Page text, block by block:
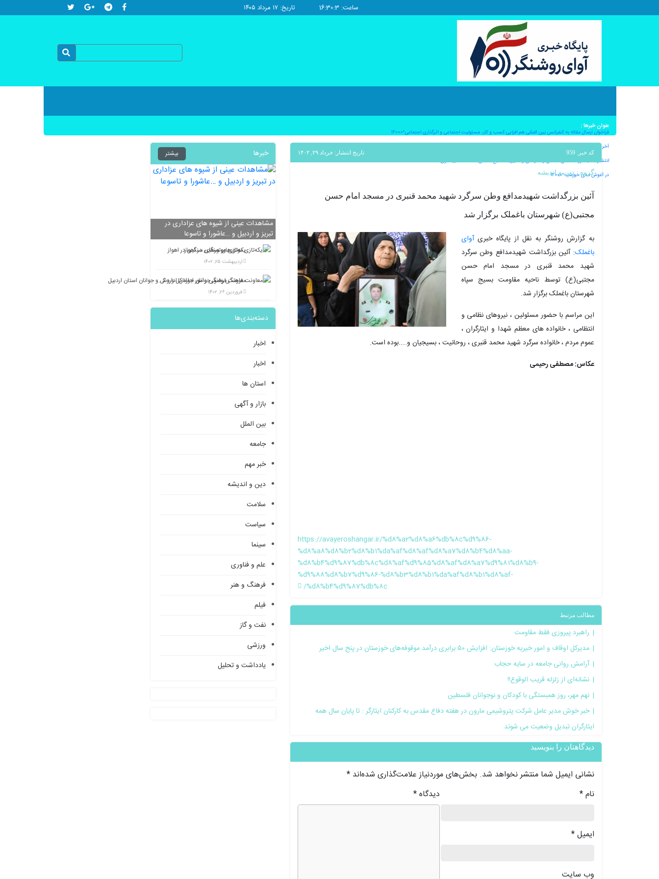
ساعت: 16:30:3 تاریخ: ۱۷ مرداد ۱۴۰۵
عنوان خبرها :
فراخوان ارسال مقاله به کنفرانس بین المللی هم افزایی کسب و کار، مسئولیت اجتماعی و اثرگذاری اجتماعی^12000
آخرین کامیت؛بدرود ماهان ملک آرا – به قلم دکتر ملیکا ملک آرا^12000
انتشار کتاب «روانشناسی صنعتی و سازمانی و مدیریت منابع انسانی» / محمد غبیشاوی^12000
در آغوش ابدی خورشید^12000
کد خبر: 959 تاریخ انتشار: خرداد ۲۹, ۱۴۰۲
گروه :دین و اندیشه
آئین بزرگداشت شهیدمدافع وطن سرگرد شهید محمد قنبری در مسجد امام حسن
مجتبی(ع) شهرستان باغملک برگزار شد
به گزارش روشنگر به نقل از پایگاه خبریآوای
باغملک: آئین بزرگداشت شهیدمدافع وطن سرگرد
شهید محمد قنبری در مسجد امام حسن
مجتبی(ع) توسط ناحیه مقاومت بسیج سپاه
شهرستان باغملک برگزار شد.
این مراسم با حضور مسئولین ، نیروهای نظامی و
انتظامی ، خانواده های معظم شهدا و ایثارگران ،
عموم مردم ، خانواده سرگرد شهید محمد قنبری ، روحانیت ، بسیجیان و…..بوده است.
عکاس: مصطفی رحیمی
https://avayeroshangar.ir/%d8%a2%d8%a6%db%8c%d9%86-
%d8%a8%d8%b2%d8%b1%da%af%d8%af%d8%a7%d8%b4%d8%aa-
%d8%b4%d9%87%db%8c%d8%af%d9%85%d8%af%d8%a7%d9%81%d8%b9-
%d9%88%d8%b7%d9%86-%d8%b3%d8%b1%da%af%d8%b1%d8%af-
%d8%b4%d9%87%db%8c/
مطالب مرتبط
راهبرد پیروزی فقط مقاومت
مدیرکل اوقاف و امور خیریه خوزستان: افزایش ۵۰ برابری درآمد موقوفه‌های خوزستان در پنج سال اخیر
آرامش روانی جامعه در سایه حجاب
نشانه‌ای از زلزله قریب الوقوع!!
نهم مهر، روز همبستگی با کودکان و نوجوانان فلسطین
خبر خوش مدیر عامل شرکت پتروشیمی مارون در هفته دفاع مقدس به کارکنان ایثارگر : تا پایان سال همه
ایثارگران تبدیل وضعیت می شوند
دیدگاهتان را بنویسید
نشانی ایمیل شما منتشر نخواهد شد. بخش‌های موردنیاز علامت‌گذاری شده‌اند *
دیدگاه* نام*
ایمیل*
وب‌ سایت
خبرها بیشتر
مشاهدات عینی از شیوه های عزاداری در
تبریز و اردبیل و …عاشورا و تاسوعا
یکه‌تازی موتورهای سنگین در اهواز
اردیبهشت ۲۵, ۱۴۰۲
معاونت فرهنگی وامور جوانان اداره کل ورزش و جوانان استان اردبیل
فروردین ۲۶, ۱۴۰۲
دسته‌بندی‌ها
اخبار
اخبار
استان ها
بازار و آگهی
بین الملل
جامعه
خبر مهم
دین و اندیشه
سلامت
سیاست
سینما
علم و فناوری
فرهنگ و هنر
فیلم
نفت و گاز
ورزشی
یادداشت و تحلیل